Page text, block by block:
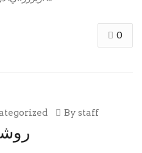
0
By staff